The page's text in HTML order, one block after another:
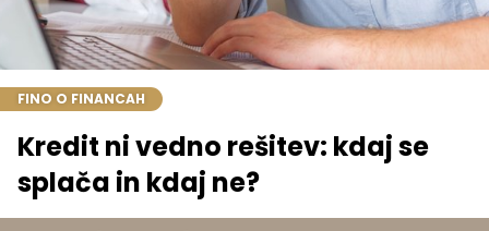
FINO O FINANCAH
Kredit ni vedno rešitev: kdaj se
splača in kdaj ne?